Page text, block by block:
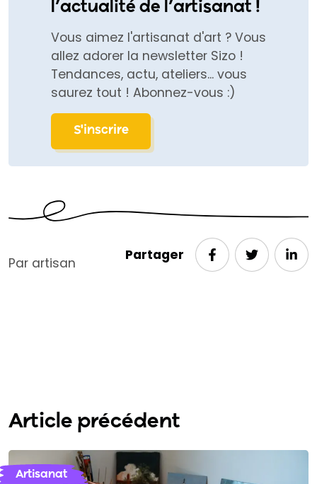
l’actualité de l’artisanat !
Vous aimez l'artisanat d'art ? Vous
allez adorer la newsletter Sizo !
Tendances, actu, ateliers... vous
saurez tout ! Abonnez-vous :)
S'inscrire
Par artisan Partager
Article précédent
Artisanat